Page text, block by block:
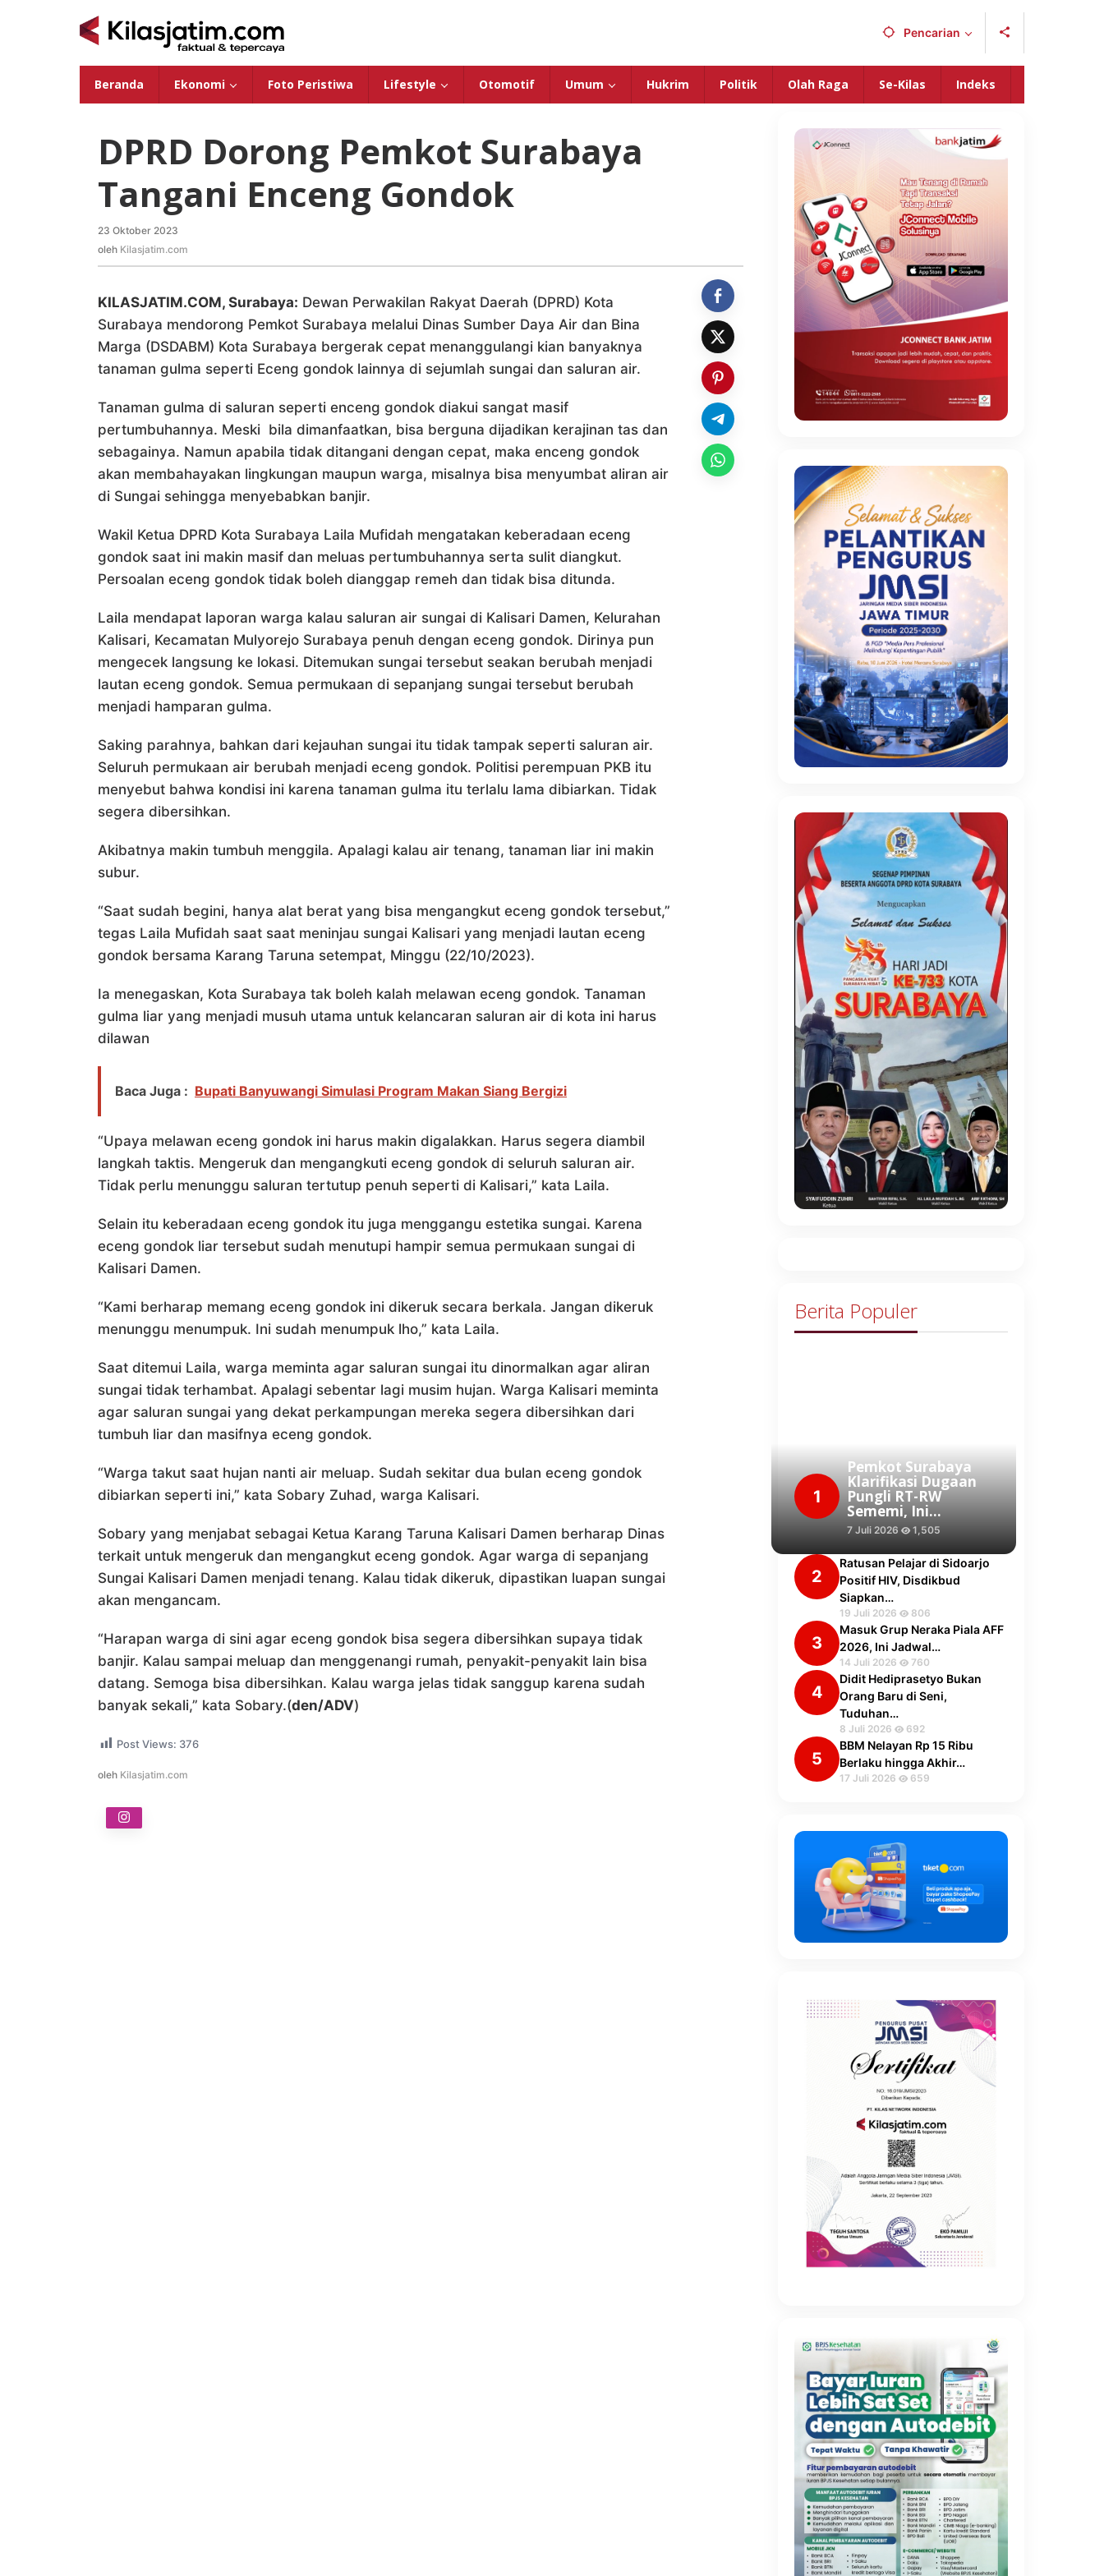
Pencarian
Beranda Ekonomi Foto Peristiwa Lifestyle Otomotif Umum Hukrim Politik Olah Raga Se-Kilas Indeks
DPRD Dorong Pemkot Surabaya
Tangani Enceng Gondok
23 Oktober 2023
Kilasjatim.com
oleh Kilasjatim.com
KILASJATIM.COM, Surabaya: Dewan Perwakilan Rakyat Daerah (DPRD) Kota
Surabaya mendorong Pemkot Surabaya melalui Dinas Sumber Daya Air dan Bina
Marga (DSDABM) Kota Surabaya bergerak cepat menanggulangi kian banyaknya
tanaman gulma seperti Eceng gondok lainnya di sejumlah sungai dan saluran air.
Tanaman gulma di saluran seperti enceng gondok diakui sangat masif
pertumbuhannya. Meski bila dimanfaatkan, bisa berguna dijadikan kerajinan tas dan
sebagainya. Namun apabila tidak ditangani dengan cepat, maka enceng gondok
akan membahayakan lingkungan maupun warga, misalnya bisa menyumbat aliran air
di Sungai sehingga menyebabkan banjir.
Wakil Ketua DPRD Kota Surabaya Laila Mufidah mengatakan keberadaan eceng
gondok saat ini makin masif dan meluas pertumbuhannya serta sulit diangkut.
Persoalan eceng gondok tidak boleh dianggap remeh dan tidak bisa ditunda.
Laila mendapat laporan warga kalau saluran air sungai di Kalisari Damen, Kelurahan
Kalisari, Kecamatan Mulyorejo Surabaya penuh dengan eceng gondok. Dirinya pun
mengecek langsung ke lokasi. Ditemukan sungai tersebut seakan berubah menjadi
lautan eceng gondok. Semua permukaan di sepanjang sungai tersebut berubah
menjadi hamparan gulma.
Saking parahnya, bahkan dari kejauhan sungai itu tidak tampak seperti saluran air.
Seluruh permukaan air berubah menjadi eceng gondok. Politisi perempuan PKB itu
menyebut bahwa kondisi ini karena tanaman gulma itu terlalu lama dibiarkan. Tidak
segera dibersihkan.
Akibatnya makin tumbuh menggila. Apalagi kalau air tenang, tanaman liar ini makin
subur.
“Saat sudah begini, hanya alat berat yang bisa mengangkut eceng gondok tersebut,”
tegas Laila Mufidah saat saat meninjau sungai Kalisari yang menjadi lautan eceng
gondok bersama Karang Taruna setempat, Minggu (22/10/2023).
Ia menegaskan, Kota Surabaya tak boleh kalah melawan eceng gondok. Tanaman
gulma liar yang menjadi musuh utama untuk kelancaran saluran air di kota ini harus
dilawan
Baca Juga : Bupati Banyuwangi Simulasi Program Makan Siang Bergizi
“Upaya melawan eceng gondok ini harus makin digalakkan. Harus segera diambil
langkah taktis. Mengeruk dan mengangkuti eceng gondok di seluruh saluran air.
Tidak perlu menunggu saluran tertutup penuh seperti di Kalisari,” kata Laila.
Selain itu keberadaan eceng gondok itu juga menggangu estetika sungai. Karena
eceng gondok liar tersebut sudah menutupi hampir semua permukaan sungai di
Kalisari Damen.
“Kami berharap memang eceng gondok ini dikeruk secara berkala. Jangan dikeruk
menunggu menumpuk. Ini sudah menumpuk lho,” kata Laila.
Saat ditemui Laila, warga meminta agar saluran sungai itu dinormalkan agar aliran
sungai tidak terhambat. Apalagi sebentar lagi musim hujan. Warga Kalisari meminta
agar saluran sungai yang dekat perkampungan mereka segera dibersihkan dari
tumbuh liar dan masifnya eceng gondok.
“Warga takut saat hujan nanti air meluap. Sudah sekitar dua bulan eceng gondok
dibiarkan seperti ini,” kata Sobary Zuhad, warga Kalisari.
Sobary yang menjabat sebagai Ketua Karang Taruna Kalisari Damen berharap Dinas
terkait untuk mengeruk dan mengangkut eceng gondok. Agar warga di sepanjang
Sungai Kalisari Damen menjadi tenang. Kalau tidak dikeruk, dipastikan luapan sungai
akan mengancam.
“Harapan warga di sini agar eceng gondok bisa segera dibersihkan supaya tidak
banjir. Kalau sampai meluap dan menggenangi rumah, penyakit-penyakit lain bisa
datang. Semoga bisa dibersihkan. Kalau warga jelas tidak sanggup karena sudah
banyak sekali,” kata Sobary.(den/ADV)
Post Views: 376
oleh Kilasjatim.com
Berita Populer
1
Pemkot Surabaya
Klarifikasi Dugaan
Pungli RT-RW
Sememi, Ini…
7 Juli 2026 1,505
2
Ratusan Pelajar di Sidoarjo
Positif HIV, Disdikbud
Siapkan…
19 Juli 2026 806
3
Masuk Grup Neraka Piala AFF
2026, Ini Jadwal…
14 Juli 2026 760
4
Didit Hediprasetyo Bukan
Orang Baru di Seni,
Tuduhan…
8 Juli 2026 692
5
BBM Nelayan Rp 15 Ribu
Berlaku hingga Akhir…
17 Juli 2026 659